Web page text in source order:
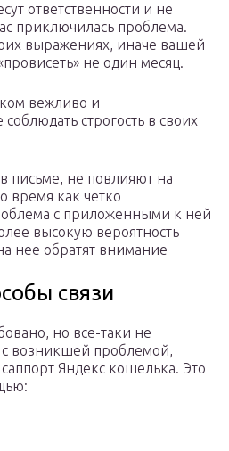
ответственности и не
приключилась проблема.
выражениях, иначе вашей
не один месяц.
вежливо и
строгость в своих
не повлияют на
время как четко
с приложенными к ней
высокую вероятность
нее обратят внимание
связи
но все-таки не
с возникшей проблемой,
Яндекс кошелька. Это